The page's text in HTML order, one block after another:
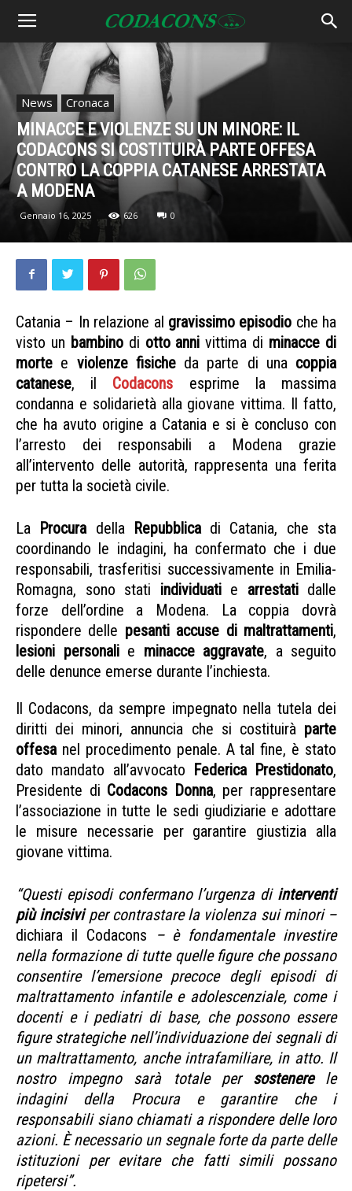
News Cronaca
MINACCE E VIOLENZE SU UN MINORE: IL
CODACONS SI COSTITUIRÀ PARTE OFFESA
CONTRO LA COPPIA CATANESE ARRESTATA
A MODENA
Gennaio 16, 2025 626 0
Catania – In relazione al gravissimo episodio che ha
visto un bambinodi otto anni vittima di minacce di
morte e violenze fisicheda parte di una coppia
catanese, il Codacons esprime la massima
condanna e solidarietà alla giovane vittima. Il fatto,
che ha avuto origine a Catania e si è concluso con
l’arresto dei responsabili a Modena grazie
all’intervento delle autorità, rappresenta una ferita
per tutta la società civile.
La Procura della Repubblicadi Catania, che sta
coordinando le indagini, ha confermato che i due
responsabili, trasferitisi successivamente in Emilia-
Romagna, sono stati individuatie arrestatidalle
forze dell’ordine a Modena. La coppia dovrà
rispondere delle pesanti accuse di maltrattamenti,
lesioni personalie minacce aggravate, a seguito
delle denunce emerse durante l’inchiesta.
Il Codacons, da sempre impegnato nella tutela dei
diritti dei minori, annuncia che si costituirà parte
offesa nel procedimento penale. A tal fine, è stato
dato mandato all’avvocato Federica Prestidonato,
Presidente di Codacons Donna, per rappresentare
l’associazione in tutte le sedi giudiziarie e adottare
le misure necessarie per garantire giustizia alla
giovane vittima.
“Questi episodi confermano l’urgenza di interventi
più incisiviper contrastare la violenza sui minori –
dichiara il Codacons – è fondamentale investire
nella formazione di tutte quelle figure che possano
consentire l’emersione precoce degli episodi di
maltrattamento infantile e adolescenziale, come i
docenti e i pediatri di base, che possono essere
figure strategiche nell’individuazione dei segnali di
un maltrattamento, anche intrafamiliare, in atto. Il
nostro impegno sarà totale per sostenerele
indagini della Procura e garantire che i
responsabili siano chiamati a rispondere delle loro
azioni. È necessario un segnale forte da parte delle
istituzioni per evitare che fatti simili possano
ripetersi”.